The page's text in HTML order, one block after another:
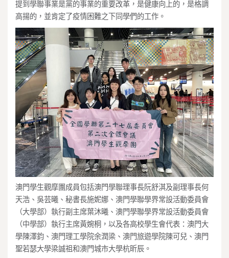
提到學聯事業是黨的事業的重要改革，是健康向上的，是格調
高揚的，並肯定了疫情困難之下同學們的工作。
澳門學生觀摩團成員包括澳門學聯理事長阮舒淇及副理事長何
天浩、吳芸曦、秘書長施妮娜、澳門學聯學界常設活動委員會
（大學部）執行副主席葉沐曦、澳門學聯學界常設活動委員會
（中學部）執行主席黃婉桐，以及各高校學生會代表：澳門大
學陳澤鈞、澳門理工學院余潤梁、澳門旅遊學院陳可兒、澳門
聖若瑟大學梁誠祖和澳門城市大學杭昕辰。